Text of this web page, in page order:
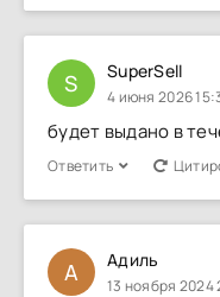
S SuperSell
4 июня 2026
будет выдано в
Ответить
А Адиль
13 ноября 2024